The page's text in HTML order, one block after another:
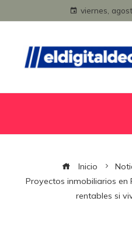
viernes,
Inicio
Proyectos inmobiliarios en
rentables si